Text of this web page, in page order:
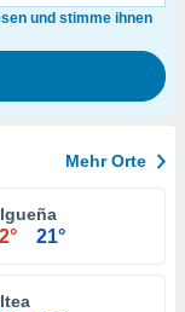
und stimme ihnen
Mehr Orte
21°